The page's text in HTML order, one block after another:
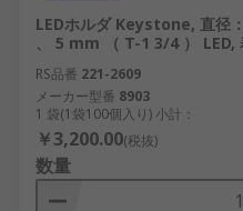
LEDホルダ Keystone, 直径
、 5 mm （ T-1 3/4 ） LED,
RS品番 221-2609
メーカー型番 8903
1 袋(1袋100個入り) 小計：
￥3,200.00(税抜)
数量